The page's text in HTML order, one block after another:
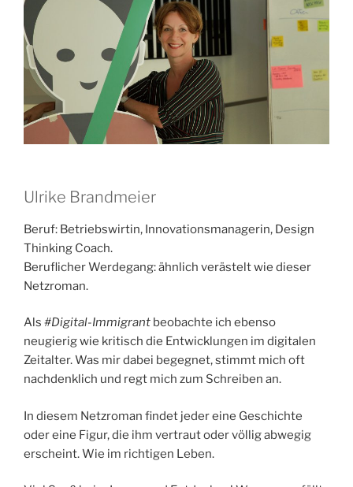
Ulrike Brandmeier
Beruf: Betriebswirtin, Innovationsmanagerin, Design
Thinking Coach.
Beruflicher Werdegang: ähnlich verästelt wie dieser
Netzroman.
Als #Digital-Immigrant beobachte ich ebenso
neugierig wie kritisch die Entwicklungen im digitalen
Zeitalter. Was mir dabei begegnet, stimmt mich oft
nachdenklich und regt mich zum Schreiben an.
In diesem Netzroman findet jeder eine Geschichte
oder eine Figur, die ihm vertraut oder völlig abwegig
erscheint. Wie im richtigen Leben.